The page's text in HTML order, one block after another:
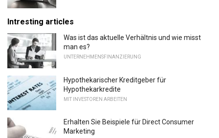
Intresting articles
Was ist das aktuelle Verhältnis und wie misst
man es?
UNTERNEHMENSFINANZIERUNG
Hypothekarischer Kreditgeber für
Hypothekarkredite
MIT INVESTOREN ARBEITEN
Erhalten Sie Beispiele für Direct Consumer
Marketing